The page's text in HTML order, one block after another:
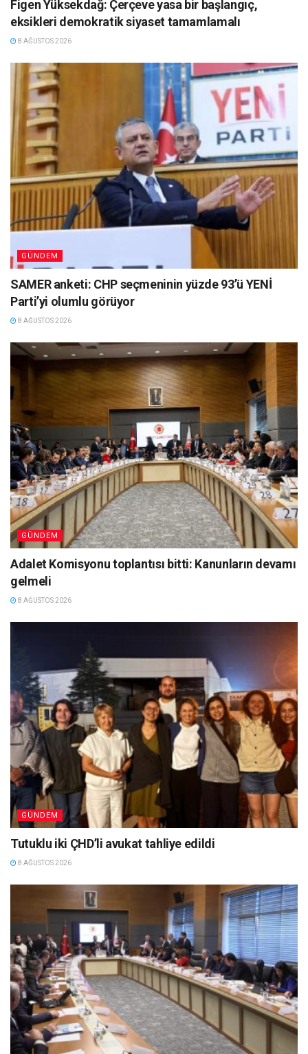
Figen Yüksekdağ: Çerçeve yasa bir başlangıç,
eksikleri demokratik siyaset tamamlamalı
8 AĞUSTOS 2026
GÜNDEM
SAMER anketi: CHP seçmeninin yüzde 93’ü YENİ
Parti’yi olumlu görüyor
8 AĞUSTOS 2026
GÜNDEM
Adalet Komisyonu toplantısı bitti: Kanunların devamı
gelmeli
8 AĞUSTOS 2026
GÜNDEM
Tutuklu iki ÇHD’li avukat tahliye edildi
8 AĞUSTOS 2026